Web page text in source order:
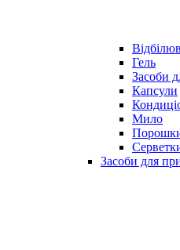
Гель
Засоби
Капсули
Мило
Засоби для